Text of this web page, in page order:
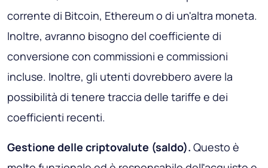
corrente di Bitcoin, Ethereum o di un'altra moneta.
Inoltre, avranno bisogno del coefficiente di
conversione con commissioni e commissioni
incluse. Inoltre, gli utenti dovrebbero avere la
possibilità di tenere traccia delle tariffe e dei
coefficienti recenti.
Gestione delle criptovalute (saldo). Questo è